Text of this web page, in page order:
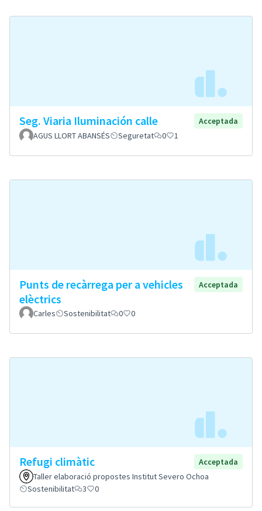
Seg. Viaria Iluminación calle
Acceptada
AGUS LLORT ABANSÉS
Seguretat 0 1
Punts de recàrrega per a vehicles
elèctrics
Acceptada
Carles Sostenibilitat 0 0
Refugi climàtic
Acceptada
Taller elaboració propostes Institut Severo Ochoa
Sostenibilitat
3 0